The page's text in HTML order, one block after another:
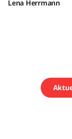
Lena Herrmann